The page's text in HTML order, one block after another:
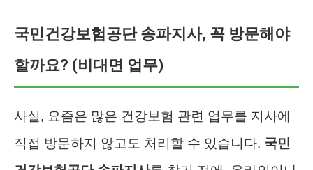
국민건강보험공단 송파지사, 꼭 방문해야
할까요? (비대면 업무)
사실, 요즘은 많은 건강보험 관련 업무를 지사에
직접 방문하지 않고도 처리할 수 있습니다. 국민